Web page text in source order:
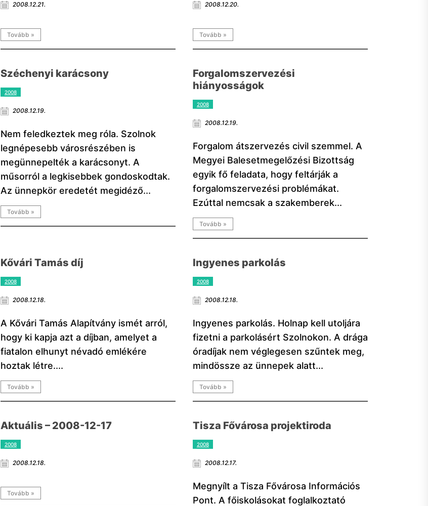
2008.12.21.
Tovább »
2008.12.20.
Tovább »
Széchenyi karácsony
2008
2008.12.19.
Nem feledkeztek meg róla. Szolnok
legnépesebb városrészében is
megünnepelték a karácsonyt. A
műsorról a legkisebbek gondoskodtak.
Az ünnepkör eredetét megidéző...
Tovább »
Forgalomszervezési
hiányosságok
2008
2008.12.19.
Forgalom átszervezés civil szemmel. A
Megyei Balesetmegelőzési Bizottság
egyik fő feladata, hogy feltárják a
forgalomszervezési problémákat.
Ezúttal nemcsak a szakemberek...
Tovább »
Kővári Tamás díj
2008
2008.12.18.
A Kővári Tamás Alapítvány ismét arról,
hogy ki kapja azt a díjban, amelyet a
fiatalon elhunyt névadó emlékére
hoztak létre....
Tovább »
Ingyenes parkolás
2008
2008.12.18.
Ingyenes parkolás. Holnap kell utoljára
fizetni a parkolásért Szolnokon. A drága
óradíjak nem véglegesen szűntek meg,
mindössze az ünnepek alatt...
Tovább »
Aktuális – 2008-12-17
2008
2008.12.18.
Tovább »
Tisza Fővárosa projektiroda
2008
2008.12.17.
Megnyílt a Tisza Fővárosa Információs
Pont. A főiskolásokat foglalkoztató